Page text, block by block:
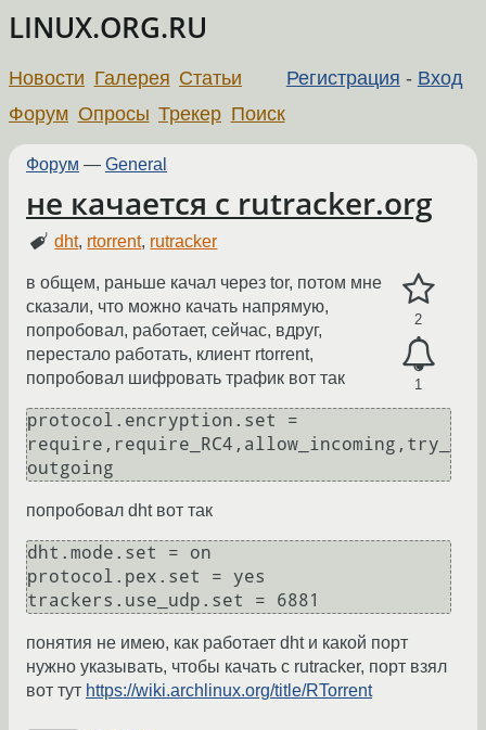
LINUX.ORG.RU
Регистрация - Вход
Новости Галерея Статьи
Форум Опросы Трекер Поиск
Форум — General
не качается с rutracker.org
dht, rtorrent, rutracker
2
1
в общем, раньше качал через tor, потом мне
сказали, что можно качать напрямую,
попробовал, работает, сейчас, вдруг,
перестало работать, клиент rtorrent,
попробовал шифровать трафик вот так
protocol.encryption.set =
require,require_RC4,allow_incoming,try_
попробовал dht вот так
dht.mode.set = on
protocol.pex.set = yes
понятия не имею, как работает dht и какой порт
нужно указывать, чтобы качать с rutracker, порт взял
вот тут https://wiki.archlinux.org/title/RTorrent